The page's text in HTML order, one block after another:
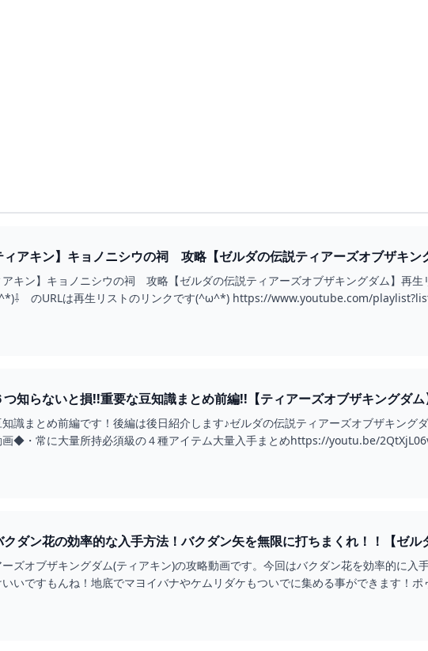
ィアキン】キョノニシウの祠 攻略【ゼルダの伝説ティアーズオブザキン
アキン】キョノニシウの祠 攻略【ゼルダの伝説ティアーズオブザキングダム】再
のURLは再生リストのリンクです(^ω^*) https://www.youtube.com/
つ知らないと損!!重要な豆知識まとめ前編!!【ティアーズオブザキングダ
識まとめ前編です！後編は後日紹介します♪ゼルダの伝説ティアーズオブザキン
画◆・常に大量所持必須級の４種アイテム大量入手まとめhttps://youtu.be/
クダン花の効率的な入手方法！バクダン矢を無限に打ちまくれ！！【ゼ
ズオブザキングダム(ティアキン)の攻略動画です。今回はバクダン花を効率的に入
いですもんね！地底でマヨイバナやケムリダケもついでに集める事ができます！